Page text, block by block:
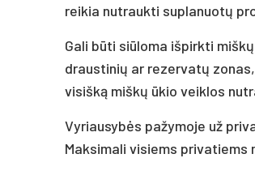
reikia nutraukti suplanuotų
Gali būti siūloma išpirkti
draustinių ar rezervatų
visišką miškų ūkio veiklos
Vyriausybės pažymoje už
Maksimali visiems privatiems